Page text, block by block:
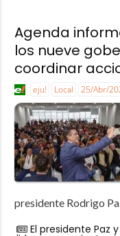
Agenda
los nueve
coordinar
eju! Local 25/Abr/
presidente Rodrigo
El presidente Paz